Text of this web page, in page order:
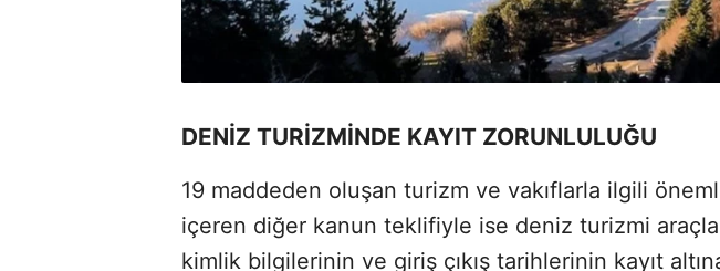
DENİZ TURİZMİNDE KAYIT ZORUNLULUĞU
19 maddeden oluşan turizm ve vakıflarla ilgili
içeren diğer kanun teklifiyle ise deniz turizmi
kimlik bilgilerinin ve giriş çıkış tarihlerinin kayıt